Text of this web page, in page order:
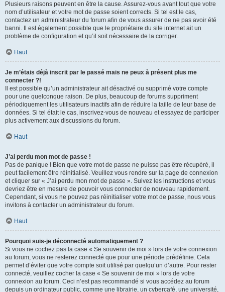
Plusieurs raisons peuvent en être la cause. Assurez-vous avant tout que votre
nom d’utilisateur et votre mot de passe soient corrects. Si tel est le cas,
contactez un administrateur du forum afin de vous assurer de ne pas avoir été
banni. Il est également possible que le propriétaire du site internet ait un
problème de configuration et qu’il soit nécessaire de la corriger.
Haut
Je m’étais déjà inscrit par le passé mais ne peux à présent plus me
connecter ?!
Il est possible qu’un administrateur ait désactivé ou supprimé votre compte
pour une quelconque raison. De plus, beaucoup de forums suppriment
périodiquement les utilisateurs inactifs afin de réduire la taille de leur base de
données. Si tel était le cas, inscrivez-vous de nouveau et essayez de participer
plus activement aux discussions du forum.
Haut
J’ai perdu mon mot de passe !
Pas de panique ! Bien que votre mot de passe ne puisse pas être récupéré, il
peut facilement être réinitialisé. Veuillez vous rendre sur la page de connexion
et cliquer sur « J’ai perdu mon mot de passe ». Suivez les instructions et vous
devriez être en mesure de pouvoir vous connecter de nouveau rapidement.
Cependant, si vous ne pouvez pas réinitialiser votre mot de passe, nous vous
invitons à contacter un administrateur du forum.
Haut
Pourquoi suis-je déconnecté automatiquement ?
Si vous ne cochez pas la case « Se souvenir de moi » lors de votre connexion
au forum, vous ne resterez connecté que pour une période prédéfinie. Cela
permet d’éviter que votre compte soit utilisé par quelqu’un d’autre. Pour rester
connecté, veuillez cocher la case « Se souvenir de moi » lors de votre
connexion au forum. Ceci n’est pas recommandé si vous accédez au forum
depuis un ordinateur public, comme une librairie, un cybercafé, une université,